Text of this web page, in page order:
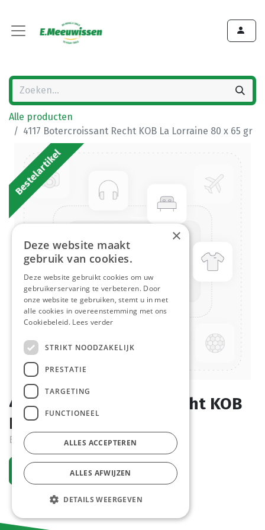
Alle producten
4117 Botercroissant Recht KOB La Lorraine 80 x 65 gr
Bestelartikel
4117 Botercroissant Recht KOB
La Lorraine 80 x 65 gr
Bestelartikel
Vraag een account aan
×
Deze website maakt
gebruik van cookies.
Deze website gebruikt cookies om uw
gebruikerservaring te verbeteren. Door
onze website te gebruiken, stemt u in met
alle cookies in overeenstemming met ons
Cookiebeleid. Lees verder
STRIKT NOODZAKELIJK
PRESTATIE
TARGETING
FUNCTIONEEL
ALLES ACCEPTEREN
ALLES AFWIJZEN
DETAILS WEERGEVEN